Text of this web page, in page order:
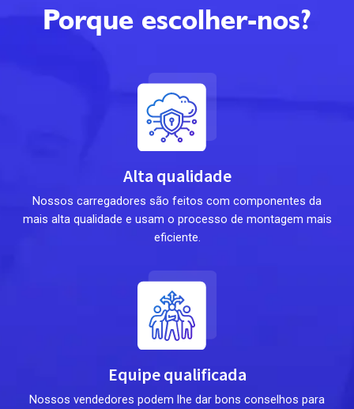
Porque escolher-nos?
Alta qualidade
Nossos carregadores são feitos com componentes da
mais alta qualidade e usam o processo de montagem mais
eficiente.
Equipe qualificada
Nossos vendedores podem lhe dar bons conselhos para